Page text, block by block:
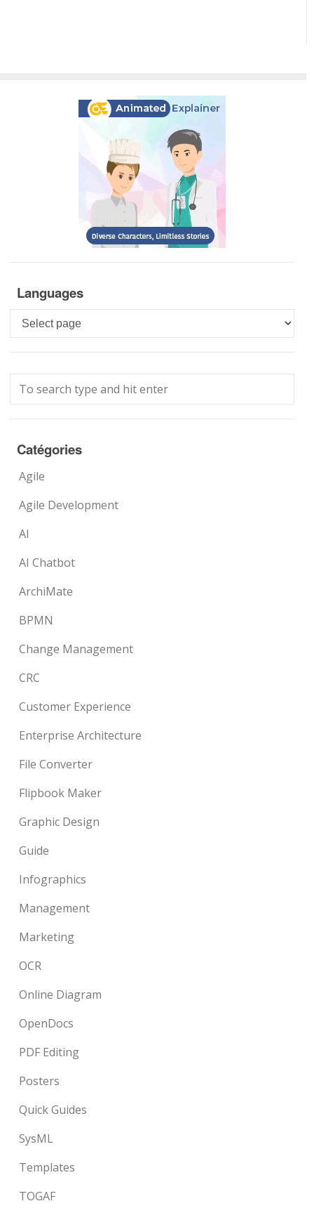
Languages
Languages
Catégories
Agile
Agile Development
AI
AI Chatbot
ArchiMate
BPMN
Change Management
CRC
Customer Experience
Enterprise Architecture
File Converter
Flipbook Maker
Graphic Design
Guide
Infographics
Management
Marketing
OCR
Online Diagram
OpenDocs
PDF Editing
Posters
Quick Guides
SysML
Templates
TOGAF